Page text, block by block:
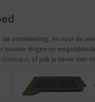
ontwikkeling, en voor de
dingen en
, of pak je liever een